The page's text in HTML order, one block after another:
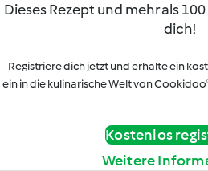
Dieses Rezept und mehr als
dich!
Registriere dich jetzt und erhalte ein
ein in die kulinarische Welt von
Kostenlos
Weitere